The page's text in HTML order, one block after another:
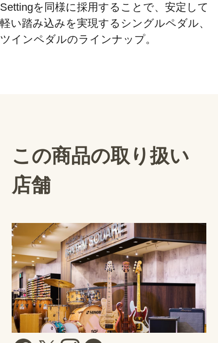
Settingを同様に採用することで、安定して
軽い踏み込みを実現するシングルペダル、
ツインペダルのラインナップ。
この商品の取り扱い
店舗